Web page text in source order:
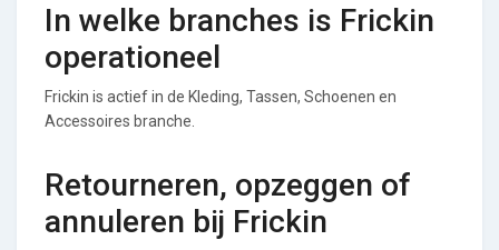
In welke branches is Frickin
operationeel
Frickin is actief in de Kleding, Tassen, Schoenen en
Accessoires branche.
Retourneren, opzeggen of
annuleren bij Frickin